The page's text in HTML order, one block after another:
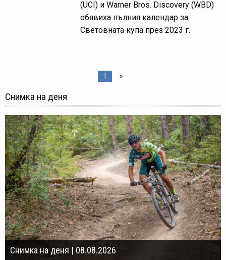
(UCI) и Warner Bros. Discovery (WBD)
обявиха пълния календар за
Световната купа през 2023 г.
1 »
Снимка на деня
Снимка на деня | 08.08.2026